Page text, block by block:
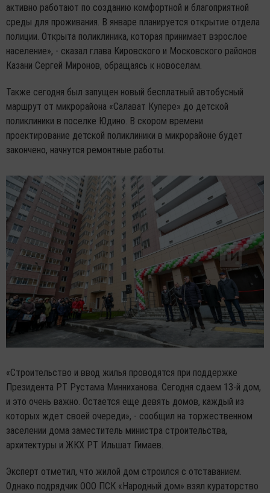
активно работают по созданию комфортной и благоприятной
среды для проживания. В январе планируется открытие отдела
полиции. Открыта поликлиника, которая принимает взрослое
население», - сказал глава Кировского и Московского районов
Казани Сергей Миронов, обращаясь к новоселам.
Также сегодня был запущен новый бесплатный автобусный
маршрут от микрорайона «Салават Купере» до детской
поликлиники в поселке Юдино. В скором времени
проектирование детской поликлиники в микрорайоне будет
закончено, начнутся ремонтные работы.
«Строительство и ввод жилья проводятся при поддержке
Президента РТ Рустама Минниханова. Сегодня сдаем 13-й дом,
и это очень важно. Остается еще девять домов, каждый из
которых ждет своей очереди», - сообщил на торжественном
заселении дома заместитель министра строительства,
архитектуры и ЖКХ РТ Ильшат Гимаев.
Эксперт отметил, что жилой дом строился с отставанием.
Однако подрядчик ООО ПСК «Народный дом» взял кураторство